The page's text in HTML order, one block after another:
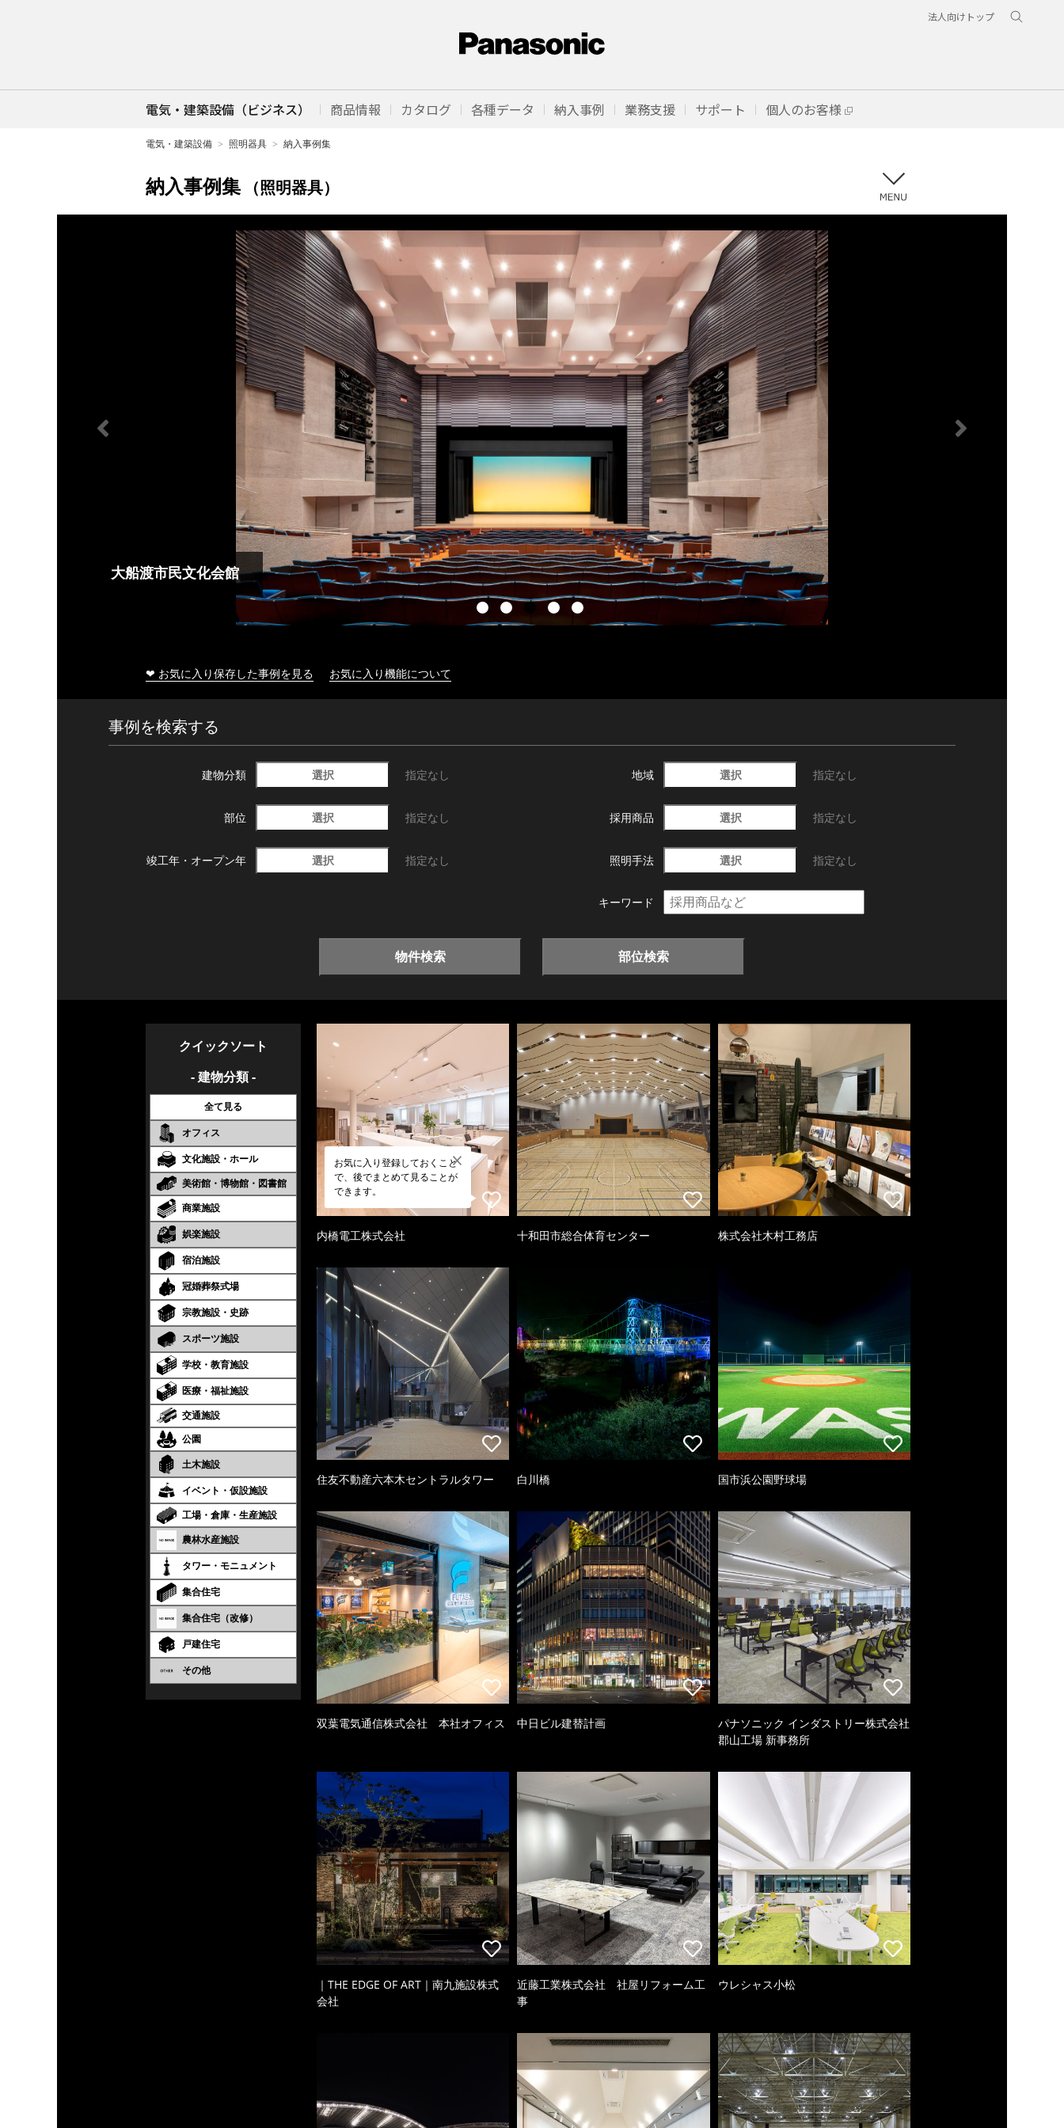
法人向けトップ
電気・建築設備（ビジネス） 商品情報 カタログ 各種データ 納入事例 業務支援 サポート 個人のお客様
電気・建築設備 照明器具 納入事例集
納入事例集 （照明器具）
大船渡市民文化会館
❤ お気に入り保存した事例を見る お気に入り機能について
事例を検索する
建物分類 選択 指定なし 地域 選択 指定なし
部位 選択 指定なし 採用商品 選択 指定なし
竣工年・ オープン年 選択 指定なし 照明手法 選択 指定なし
キーワード
物件検索 部位検索
クイックソート
- 建物分類 -
全て見る
オフィス
文化施設・ホール
美術館・博物館・図書館
商業施設
娯楽施設
宿泊施設
冠婚葬祭式場
宗教施設・史跡
スポーツ施設
学校・教育施設
医療・福祉施設
交通施設
公園
土木施設
イベント・仮設施設
工場・倉庫・生産施設
農林水産施設
タワー・モニュメント
集合住宅
集合住宅（改修）
戸建住宅
その他
お気に入り登録しておくこと
で、後でまとめて見ることが
できます。
内橋電工株式会社 十和田市総合体育センター 株式会社木村工務店
住友不動産六本木セントラルタワー 白川橋 国市浜公園野球場
双葉電気通信株式会社 本社オフィス 中日ビル建替計画
パナソニック インダストリー株式会社
郡山工場 新事務所
｜THE EDGE OF ART｜南九施設株式
会社
近藤工業株式会社 社屋リフォーム工
事
ウレシャス小松